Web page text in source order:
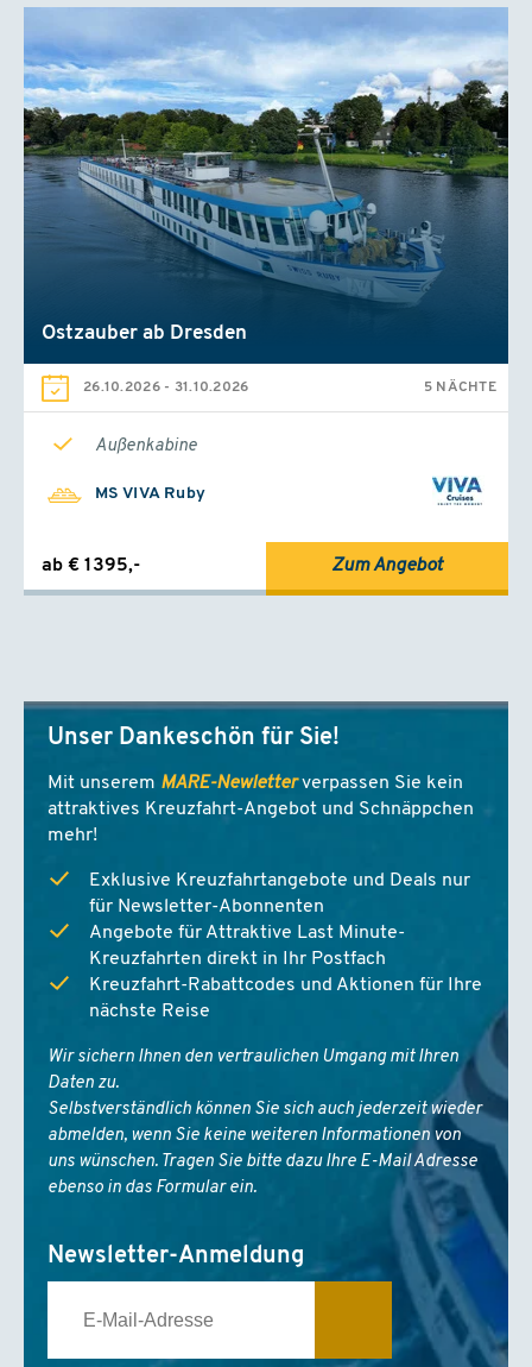
Ostzauber ab Dresden
26.10.2026- 31.10.2026 5 NÄCHTE
Außenkabine
MS VIVA Ruby
ab € 1395,- Zum Angebot
Unser Dankeschön für Sie!
Mit unserem MARE-Newletterverpassen Sie kein
attraktives Kreuzfahrt-Angebot und Schnäppchen
mehr!
Exklusive Kreuzfahrtangebote und Deals nur
für Newsletter-Abonnenten
Angebote für Attraktive Last Minute-
Kreuzfahrten direkt in Ihr Postfach
Kreuzfahrt-Rabattcodes und Aktionen für Ihre
nächste Reise
Wir sichern Ihnen den vertraulichen Umgang mit Ihren
Daten zu.
Selbstverständlich können Sie sich auch jederzeit wieder
abmelden, wenn Sie keine weiteren Informationen von
uns wünschen. Tragen Sie bitte dazu Ihre E-Mail Adresse
ebenso in das Formular ein.
Newsletter-Anmeldung